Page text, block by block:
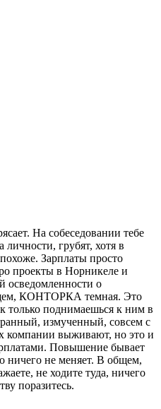
На собеседовании тебе
личности, грубят, хотя в
Зарплаты просто
проекты в Норникеле и
осведомленности о
КОНТОРКА темная. Это
только поднимаешься к ним в
измученный, совсем с
компании выживают, но это и
Повышение бывает
ничего не меняет. В общем,
не ходите туда, ничего
поразитесь.